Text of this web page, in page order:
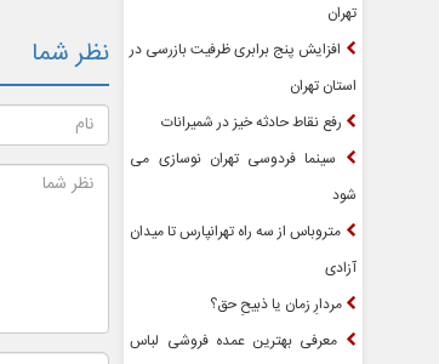
تهران
افزایش پنج برابری ظرفیت بازرسی در
استان تهران
رفع نقاط حادثه خیز در شمیرانات
سینما فردوسی تهران نوسازی می
شود
متروباس از سه راه تهرانپارس تا میدان
آزادی
مردارِ زمان یا ذبیحِ حق؟
معرفی بهترین عمده فروشی لباس
نظر شما